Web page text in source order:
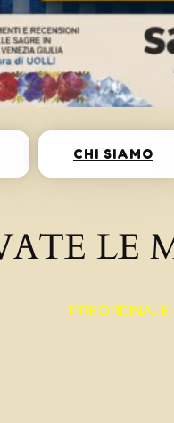
CHI SIAMO
LE
PREORDINALE